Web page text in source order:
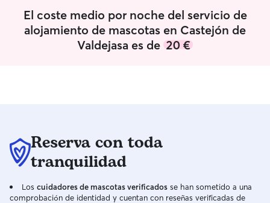
El coste medio por noche del servicio de
alojamiento de mascotas en Castejón de
Valdejasa es de 20 €
Reserva con toda
tranquilidad
Los cuidadores de mascotas verificados se han sometido a una
comprobación de identidad y cuentan con reseñas verificadas de